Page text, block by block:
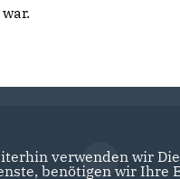
verwenden wir
benötigen wir